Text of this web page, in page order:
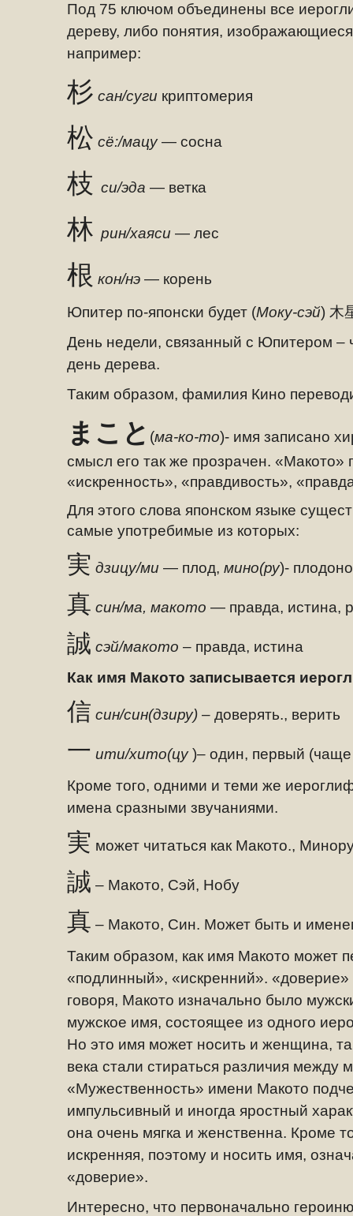
Под 75 ключом объединены все
дереву, либо понятия,
например:
杉 сан/суги криптомерия
松 сё:/мацу— сосна
枝 си/эда — ветка
林 рин/хаяси — лес
根 кон/нэ — корень
Юпитер по-японски будет (Моку-сэй) 木
День недели, связанный с Юпитером –
день дерева.
Таким образом, фамилия Кино
まこと (ма-ко-то)- имя записано
смысл его так же прозрачен. «Макото»
«искренность», «правдивость»,
Для этого слова японском языке
самые употребимые из которых:
実 дзицу/ми — плод, мино(ру)-
真 син/ма, макото — правда, истина,
誠 сэй/макото – правда, истина
Как имя Макото записывается
信 син/син(дзиру) – доверять., верить
一 ити/хито(цу)– один, первый (чаще
Кроме того, одними и теми же
имена сразными звучаниями.
実 может читаться как Макото.,
誠 – Макото, Сэй, Нобу
真 – Макото, Син. Может быть и
Таким образом, как имя Макото может
«подлинный», «искренний».
говоря, Макото изначально было
мужское имя, состоящее из одного
Но это имя может носить и женщина,
века стали стираться различия
«Мужественность» имени Макото
импульсивный и иногда яростный
она очень мягка и женственна. Кроме
искренняя, поэтому и носить имя,
«доверие».
Интересно, что первоначально